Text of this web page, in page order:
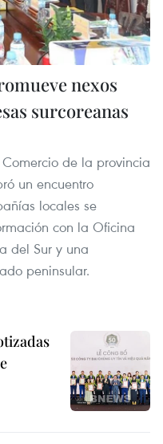
nexos
surcoreanas
de la provincia
un encuentro
locales se
con la Oficina
del Sur y una
peninsular.